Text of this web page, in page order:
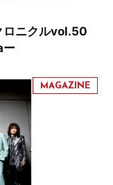
ロニクルvol.50
ー